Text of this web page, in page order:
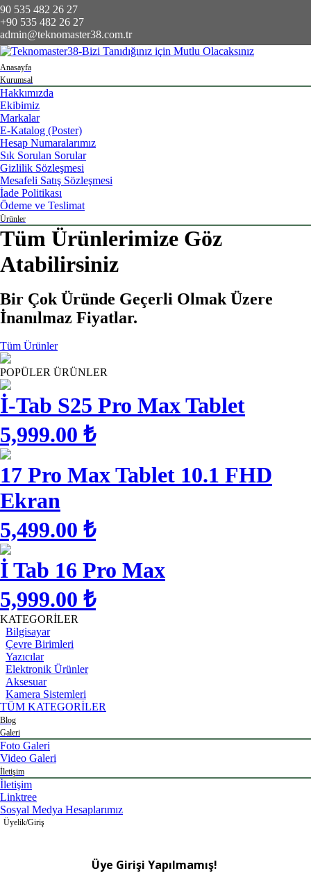
90 535 482 26 27
+90 535 482 26 27
admin@teknomaster38.com.tr
Anasayfa
Kurumsal
Hakkımızda
Ekibimiz
Markalar
E-Katalog (Poster)
Hesap Numaralarımız
Sık Sorulan Sorular
Gizlilik Sözleşmesi
Mesafeli Satış Sözleşmesi
İade Politikası
Ödeme ve Teslimat
Ürünler
Tüm Ürünlerimize Göz
Atabilirsiniz
Bir Çok Üründe Geçerli Olmak Üzere
İnanılmaz Fiyatlar.
Tüm Ürünler
POPÜLER ÜRÜNLER
İ-Tab S25 Pro Max Tablet
5,999.00 ₺
17 Pro Max Tablet 10.1 FHD
Ekran
5,499.00 ₺
İ Tab 16 Pro Max
5,999.00 ₺
KATEGORİLER
Bilgisayar
Çevre Birimleri
Yazıcılar
Elektronik Ürünler
Aksesuar
Kamera Sistemleri
TÜM KATEGORİLER
Blog
Galeri
Foto Galeri
Video Galeri
İletişim
İletişim
Linktree
Sosyal Medya Hesaplarımız
Üyelik/Giriş
Üye Girişi Yapılmamış!